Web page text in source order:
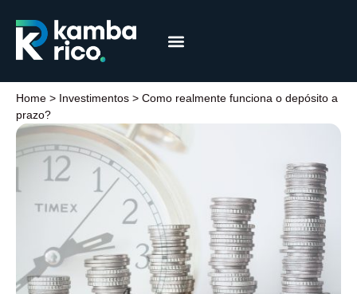
Home > Investimentos > Como realmente funciona o depósito a
prazo?